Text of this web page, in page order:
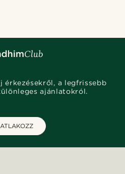
érkezésekről, a legfrissebb
ajánlatokról.